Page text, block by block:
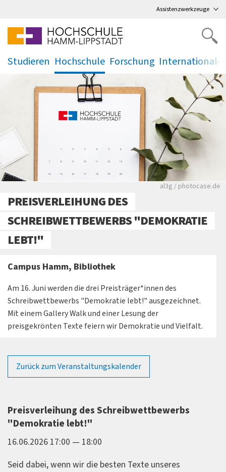
Assistenzwerkzeuge
Studieren Hochschule
.
Forschung
.
Rote leere
al3g / photocase.de
PREISVERLEIHUNG DES
SCHREIBWETTBEWERBS "DEMOKRATIE
LEBT!"
Campus Hamm, Bibliothek
Am 16. Juni werden die drei Preisträger*innen des
Schreibwettbewerbs "Demokratie lebt!" ausgezeichnet.
Mit einem Gallery Walk und einer Lesung der
preisgekrönten Texte feiern wir Demokratie und Vielfalt.
Zurück zum Veranstaltungskalender
Preisverleihung des Schreibwettbewerbs
"Demokratie lebt!"
16.06.2026 17:00 — 18:00
Seid dabei, wenn wir die besten Texte unseres